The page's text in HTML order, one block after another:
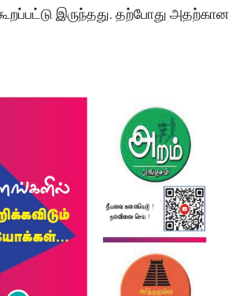
இருந்தது. தற்போது அதற்கான